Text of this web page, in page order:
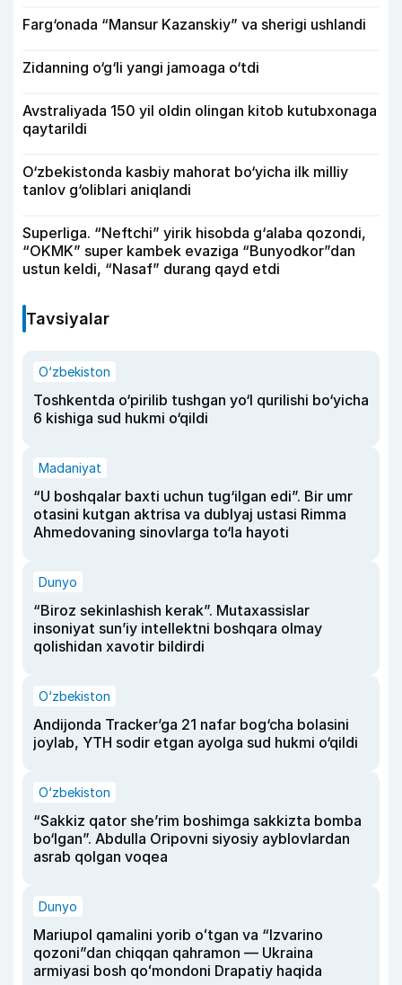
Farg‘onada “Mansur Kazanskiy” va sherigi ushlandi
Zidanning o‘g‘li yangi jamoaga o‘tdi
Avstraliyada 150 yil oldin olingan kitob kutubxonaga
qaytarildi
O‘zbekistonda kasbiy mahorat bo‘yicha ilk milliy
tanlov g‘oliblari aniqlandi
Superliga. “Neftchi” yirik hisobda g‘alaba qozondi,
“OKMK” super kambek evaziga “Bunyodkor”dan
ustun keldi, “Nasaf” durang qayd etdi
Tavsiyalar
O‘zbekiston
Toshkentda o‘pirilib tushgan yo‘l qurilishi bo‘yicha
6 kishiga sud hukmi o‘qildi
Madaniyat
“U boshqalar baxti uchun tug‘ilgan edi”. Bir umr
otasini kutgan aktrisa va dublyaj ustasi Rimma
Ahmedovaning sinovlarga to‘la hayoti
Dunyo
“Biroz sekinlashish kerak”. Mutaxassislar
insoniyat sun’iy intellektni boshqara olmay
qolishidan xavotir bildirdi
O‘zbekiston
Andijonda Tracker’ga 21 nafar bog‘cha bolasini
joylab, YTH sodir etgan ayolga sud hukmi o‘qildi
O‘zbekiston
“Sakkiz qator she’rim boshimga sakkizta bomba
bo‘lgan”. Abdulla Oripovni siyosiy ayblovlardan
asrab qolgan voqea
Dunyo
Mariupol qamalini yorib oʻtgan va “Izvarino
qozoni”dan chiqqan qahramon — Ukraina
armiyasi bosh qoʻmondoni Drapatiy haqida